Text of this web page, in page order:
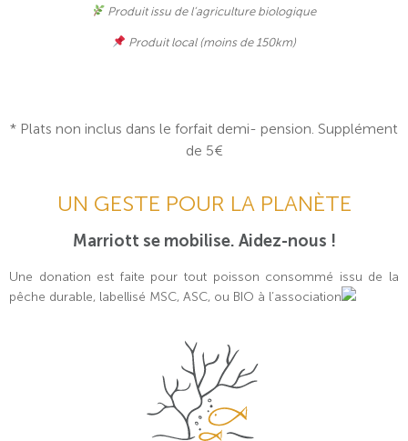
Produit issu de l’agriculture biologique
Produit local (moins de 150km)
* Plats non inclus dans le forfait demi- pension. Supplément
de 5€
UN GESTE POUR LA PLANÈTE
Marriott se mobilise. Aidez-nous !
Une donation est faite pour tout poisson consommé issu de la
pêche durable, labellisé MSC, ASC, ou BIO à l’association